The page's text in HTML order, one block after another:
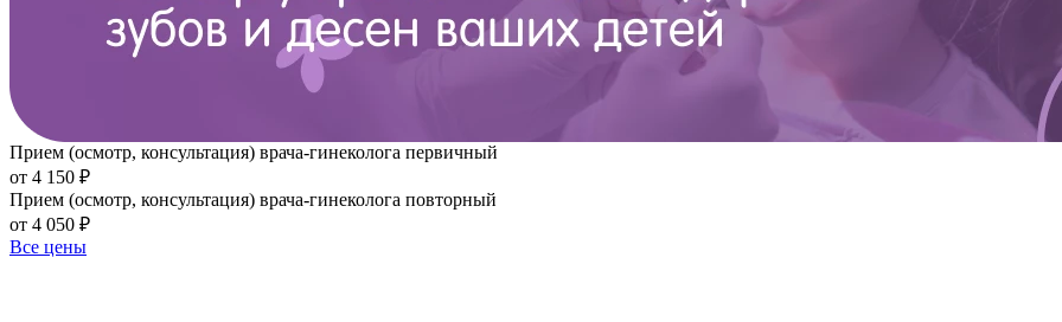
Прием (осмотр, консультация) врача-гинеколога первичный
от 4 150 ₽
Прием (осмотр, консультация) врача-гинеколога повторный
от 4 050 ₽
Все цены